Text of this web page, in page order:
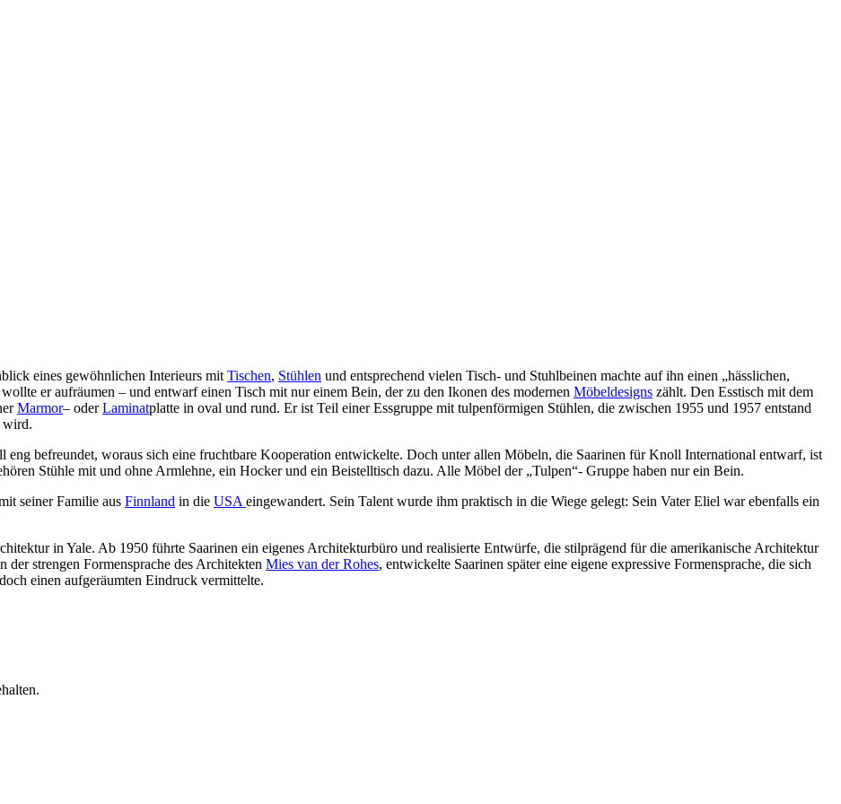
eines gewöhnlichen Interieurs mit Tischen, Stühlen und entsprechend vielen Tisch- und Stuhlbeinen machte auf ihn einen „hässlichen,
er aufräumen – und entwarf einen Tisch mit nur einem Bein, der zu den Ikonen des modernen Möbeldesigns zählt. Den Esstisch mit dem
Marmor– oderLaminatplatte in oval und rund. Er ist Teil einer Essgruppe mit tulpenförmigen Stühlen, die zwischen 1955 und 1957 entstand
wird.
eng befreundet, woraus sich eine fruchtbare Kooperation entwickelte. Doch unter allen Möbeln, die Saarinen für Knoll International entwarf, ist
Stühle mit und ohne Armlehne, ein Hocker und ein Beistelltisch dazu. Alle Möbel der „Tulpen“- Gruppe haben nur ein Bein.
seiner Familie aus Finnland in die USA eingewandert. Sein Talent wurde ihm praktisch in die Wiege gelegt: Sein Vater Eliel war ebenfalls ein
in Yale. Ab 1950 führte Saarinen ein eigenes Architekturbüro und realisierte Entwürfe, die stilprägend für die amerikanische Architektur
der strengen Formensprache des Architekten Mies van der Rohes, entwickelte Saarinen später eine eigene expressive Formensprache, die sich
einen aufgeräumten Eindruck vermittelte.